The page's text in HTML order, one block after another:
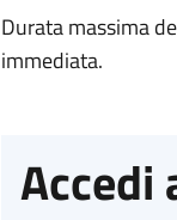
Durata massima
immediata.
Accedi